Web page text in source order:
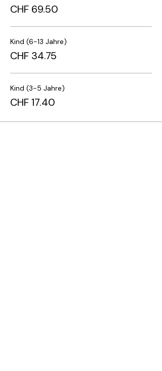
CHF 69.50
Kind (6-13 Jahre)
CHF 34.75
Kind (3-5 Jahre)
CHF 17.40